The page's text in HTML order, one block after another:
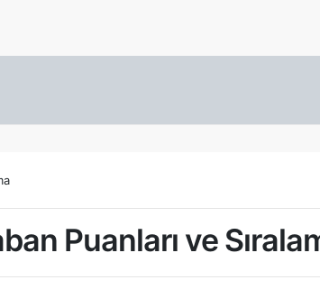
Puanları ve